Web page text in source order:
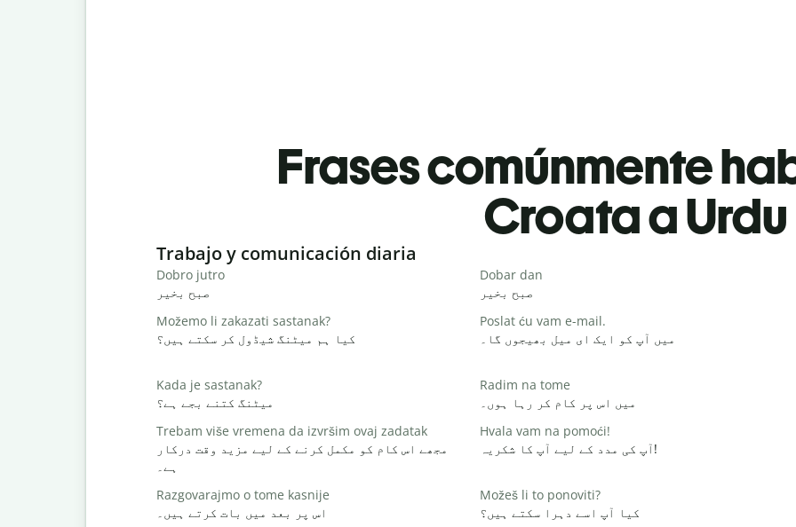
Frases comúnmente
Croata a Urdu
Slide 1 of 6
Trabajo y comunicación diaria
Dobro jutro
صبح بخیر
Dobar dan
صبح بخیر
Možemo li zakazati sastanak?
کیا ہم میٹنگ شیڈول کر سکتے ہیں؟
Poslat ću vam e-mail.
میں آپ کو ایک ای میل بھیجوں گا۔
Kada je sastanak?
میٹنگ کتنے بجے ہے؟
Radim na tome
میں اس پر کام کر رہا ہوں۔
Trebam više vremena da izvršim ovaj zadatak
مجھے اس کام کو مکمل کرنے کے لیے مزید وقت درکار
ہے۔
Hvala vam na pomoći!
آپ کی مدد کے لیے آپ کا شکریہ!
Razgovarajmo o tome kasnije
اس پر بعد میں بات کرتے ہیں۔
Možeš li to ponoviti?
کیا آپ اسے دہرا سکتے ہیں؟